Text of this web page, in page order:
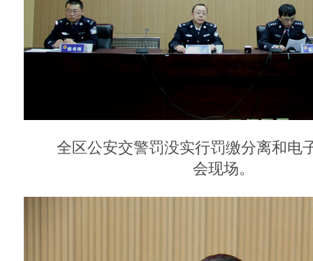
全区公安交警罚没实行罚缴分离和电
会现场。